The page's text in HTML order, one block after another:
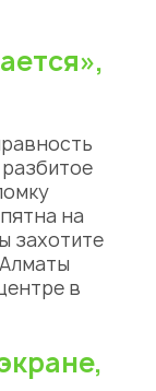
на
захотите
в